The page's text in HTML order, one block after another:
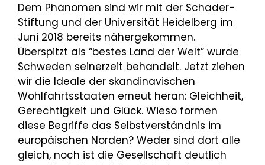
Dem Phänomen sind wir mit der Schader-
Stiftung und der Universität Heidelberg im
Juni 2018 bereits nähergekommen.
Überspitzt als “bestes Land der Welt” wurde
Schweden seinerzeit behandelt. Jetzt ziehen
wir die Ideale der skandinavischen
Wohlfahrtsstaaten erneut heran: Gleichheit,
Gerechtigkeit und Glück. Wieso formen
diese Begriffe das Selbstverständnis im
europäischen Norden? Weder sind dort alle
gleich, noch ist die Gesellschaft deutlich